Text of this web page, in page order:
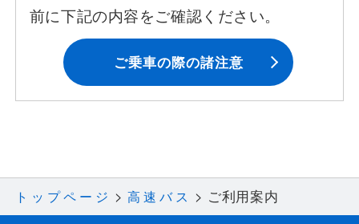
前に下記の内容をご確認ください。
ご乗車の際の諸注意
トップページ 高速バス ご利用案内